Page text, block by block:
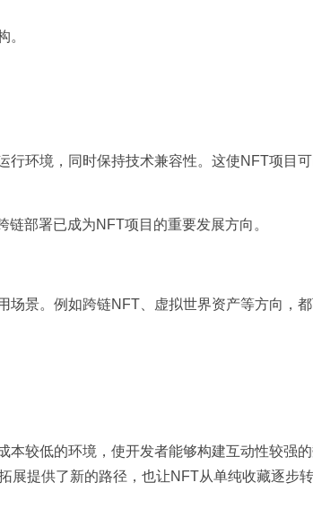
。
行环境，同时保持技术兼容性。这使NFT项目
部署已成为NFT项目的重要发展方向。
场景。例如跨链NFT、虚拟世界资产等方向，
本较低的环境，使开发者能够构建互动性较强
展提供了新的路径，也让NFT从单纯收藏逐步